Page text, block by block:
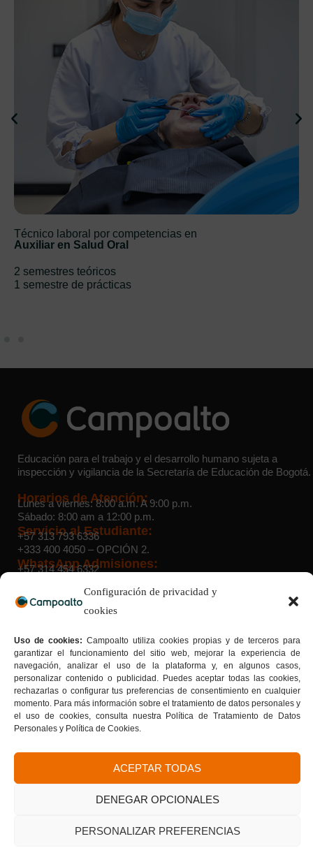
Configuración de privacidad y
cookies
Uso de cookies: Campoalto utiliza cookies propias y de terceros para
garantizar el funcionamiento del sitio web, mejorar la experiencia de
navegación, analizar el uso de la plataforma y, en algunos casos,
personalizar contenido o publicidad. Puedes aceptar todas las cookies,
rechazarlas o configurar tus preferencias de consentimiento en cualquier
momento. Para más información sobre el tratamiento de datos personales y
el uso de cookies, consulta nuestra Política de Tratamiento de Datos
Personales y Política de Cookies.
ACEPTAR TODAS
DENEGAR OPCIONALES
PERSONALIZAR PREFERENCIAS
Técnico laboral por competencias en
Auxiliar en Salud Oral
2 semestres teóricos
1 semestre de prácticas
Educación para el trabajo y el desarrollo humano sujeta a
inspección y vigilancia de la Secretaría de Educación de Bogotá.
Horarios de Atención:
Lunes a viernes: 8:00 a.m. A 9:00 p.m.
Sábado: 8:00 am a 12:00 p.m.
Servicio al Estudiante:
+57 313 793 6336
+333 400 4050 – OPCIÓN 2.
WhatsApp Admisiones:
+57 314 454 6332
– 22 |
Sede 40 sur: Av. Caracas # 41 B – 33 sur | Sede Bosa:
Calle 65 Sur # 77G – 75 |
Sede Kennedy: Av. Boyacá # 37-
55 sur |Sede San Cristóbal Norte: Cra. 7G # 158a – 20
Tu formación con sello de calidad
Donde la calidad se convierte en tu mejor carta de
presentación.